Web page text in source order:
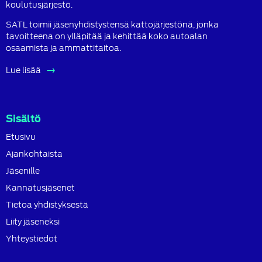
koulutusjärjestö.
SATL toimii jäsenyhdistystensä kattojärjestönä, jonka
tavoitteena on ylläpitää ja kehittää koko autoalan
osaamista ja ammattitaitoa.
Lue lisää
Sisältö
Etusivu
Ajankohtaista
Jäsenille
Kannatusjäsenet
Tietoa yhdistyksestä
Liity jäseneksi
Yhteystiedot